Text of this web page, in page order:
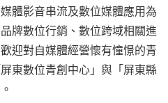
體影音串流及數位媒體應用為
牌數位行銷、數位跨域相關進
迎對自媒體經營懷有憧憬的青
東數位青創中心」與「屏東縣